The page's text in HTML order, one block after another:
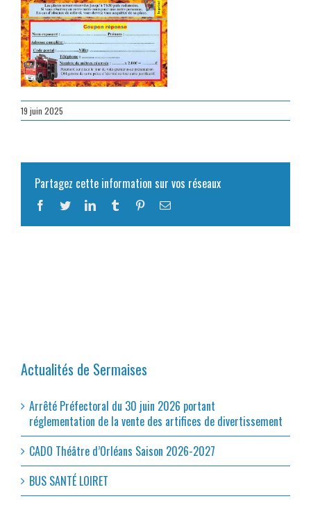
19 juin 2025
Partagez cette information sur vos réseaux
Facebook
TwitterLinkedInTumblr PinterestEmail
Actualités de Sermaises
Arrêté Préfectoral du 30 juin 2026 portant
réglementation de la vente des artifices de divertissement
CADO Théâtre d’Orléans Saison 2026-2027
BUS SANTÉ LOIRET